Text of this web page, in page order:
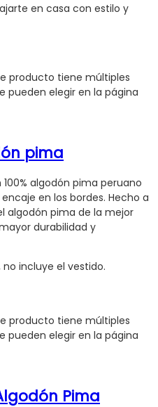
en casa con estilo y
producto tiene múltiples
pueden elegir en la página
pima
algodón pima peruano
en los bordes. Hecho a
algodón pima de la mejor
durabilidad y
incluye el vestido.
producto tiene múltiples
pueden elegir en la página
Pima